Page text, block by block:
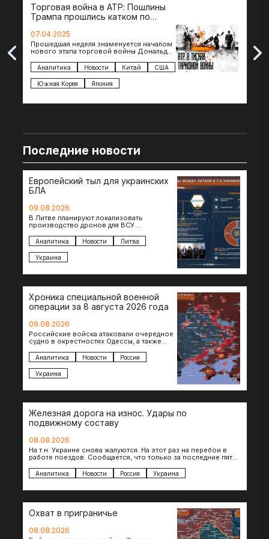
Торговая война в АТР: Пошлины
Трампа прошлись катком по
07.04.2025
Прошедшая неделя знаменуется началом
нового этапа торговой войны Дональда
импорта из более 100 стран…
Аналитика Новости Китай США
Южная Корея Япония
The
Последние новости
Европейский тыл для украинских
БЛА
09.08.2026
В Литве планируют локализовать
производство дронов для ВСУ.
президенты Гитанас Науседа и Владимир
Зеленский подписали…
Аналитика Новости Литва
Украина
Хроника специальной военной
операции за 8 августа 2026 года
09.08.2026
Российские войска атаковали очередное
судно в окрестностях Одессы, а также
и Черниговской областях. В Сумской…
Аналитика Новости Россия
Украина
Железная дорога на износ. Удары по
подвижному составу
08.08.2026
На т.н. Украине снова жалуются. На этот раз на перебои в
работе поездов. Сообщается, что только за последние пять
Аналитика Новости Россия Украина
Охват в приграничье
08.08.2026